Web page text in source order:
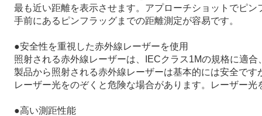
最も近い距離を表示させます。アプローチショットでピン
手前にあるピンフラッグまでの距離測定が容易です。
●安全性を重視した赤外線レーザーを使用
照射される赤外線レーザーは、IECクラス1Mの規格に適
製品から照射される赤外線レーザーは基本的には安全で
レーザー光をのぞくと危険な場合があります。レーザー
●高い測距性能